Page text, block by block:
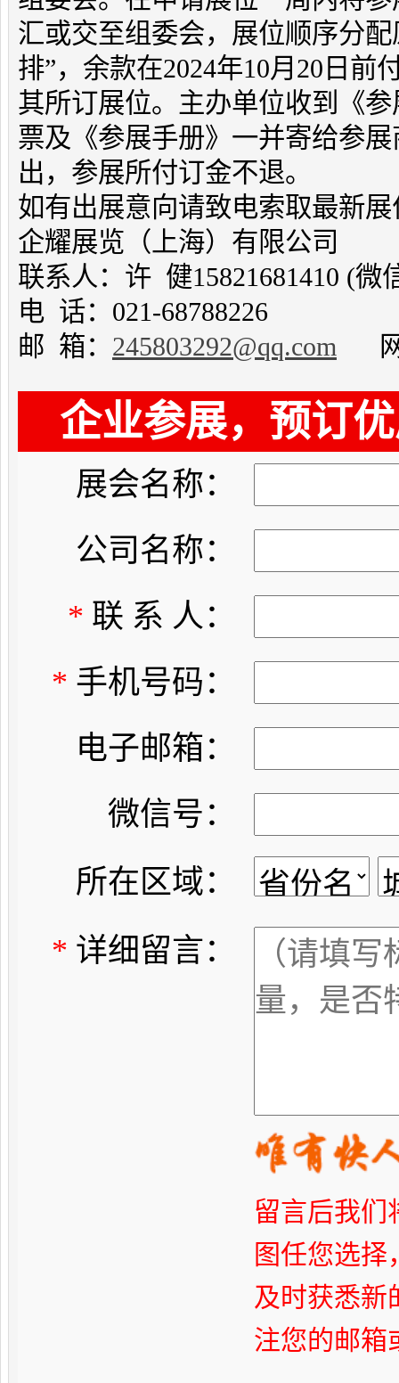
汇或交至组委会，展位顺序分
排”，余款在2024年10月20日
其所订展位。主办单位收到《
票及《参展手册》一并寄给参
出，参展所付订金不退。
如有出展意向请致电索取最新
企耀展览（上海）有限公司
联系人：许 健15821681410 (
电 话：021-68788226
邮 箱： 245803292@qq.com 网
企业参展，预订
展会名称：
公司名称：
* 联 系 人：
* 手机号码：
电子邮箱：
微信号：
所在区域：
* 详细留言：
留言后我们
图任您选择
及时获悉新
注您的邮箱